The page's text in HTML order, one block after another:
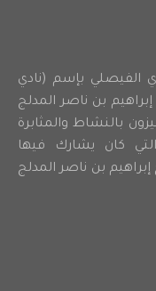
عام 1374 هـ النادي الفيصلي بإسم (نادي
بن ناصر المدلج
بالنشاط والمثابرة
كان يشارك فيها
بن ناصر المدلج